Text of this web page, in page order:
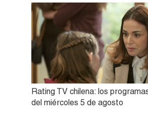
Rating TV chilena: los
del miércoles 5 de agosto